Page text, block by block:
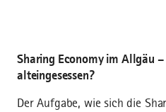
Sharing Economy im Allgäu –
alteingesessen?
Der Aufgabe, wie sich die